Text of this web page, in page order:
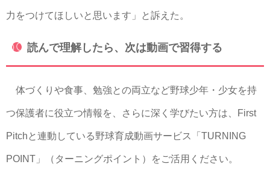
力をつけてほしいと思います」と訴えた。
読んで理解したら、次は動画で習得する
体づくりや食事、勉強との両立など野球少年・少女を持
つ保護者に役立つ情報を、さらに深く学びたい方は、First
Pitchと連動している野球育成動画サービス「TURNING
POINT」（ターニングポイント）をご活用ください。